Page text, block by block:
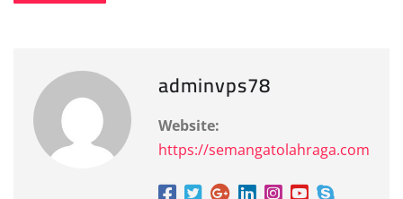
adminvps78
Website:
https://semangatolahraga.com